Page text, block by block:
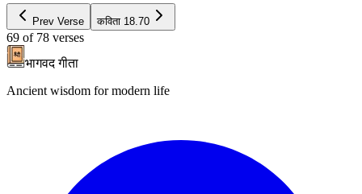
Prev Verse कविता 18.70
69 of 78 verses
भागवद गीता
Ancient wisdom for modern life